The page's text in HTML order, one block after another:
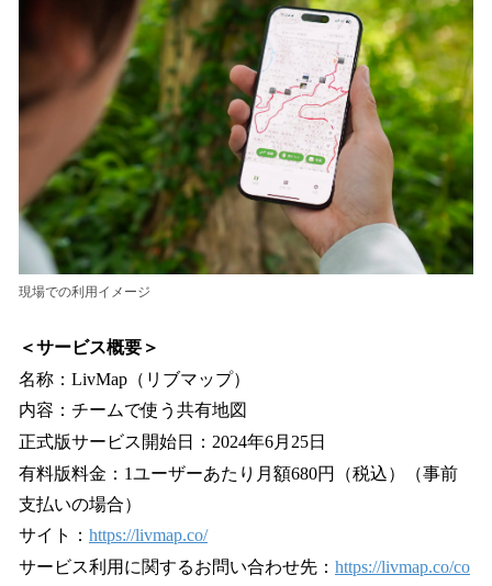
現場での利用イメージ
＜サービス概要＞
名称：LivMap（リブマップ）
内容：チームで使う共有地図
正式版サービス開始日：2024年6月25日
有料版料金：1ユーザーあたり月額680円（税込）（事前
支払いの場合）
サイト： https://livmap.co/
サービス利用に関するお問い合わせ先： https://livmap.co/co